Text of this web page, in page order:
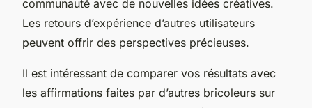
communauté avec de nouvelles idées créatives.
Les retours d’expérience d’autres utilisateurs
peuvent offrir des perspectives précieuses.
Il est intéressant de comparer vos résultats avec
les affirmations faites par d’autres bricoleurs sur